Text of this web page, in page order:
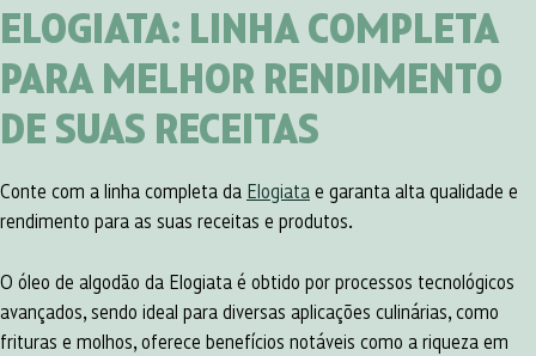
ELOGIATA: LINHA COMPLETA
PARA MELHOR RENDIMENTO
DE SUAS RECEITAS
Conte com a linha completa da Elogiata e garanta alta qualidade e
rendimento para as suas receitas e produtos.
O óleo de algodão da Elogiata é obtido por processos tecnológicos
avançados, sendo ideal para diversas aplicações culinárias, como
frituras e molhos, oferece benefícios notáveis como a riqueza em